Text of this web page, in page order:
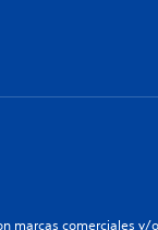
marcas comerciales